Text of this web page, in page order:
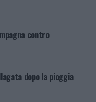
contro
dopo la pioggia